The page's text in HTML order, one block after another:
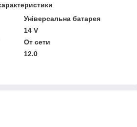
Універсальна батарея
14 V
От сети
12.0